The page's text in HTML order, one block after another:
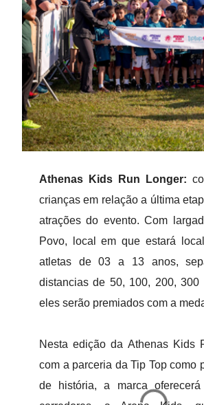
Athenas Kids Run Longer:
crianças em relação a última
atrações do evento. Com
Povo, local em que estará
atletas de 03 a 13 anos,
distancias de 50, 100, 200, 300
eles serão premiados com a
Nesta edição da Athenas Kids
com a parceria da Tip Top como
de história, a marca